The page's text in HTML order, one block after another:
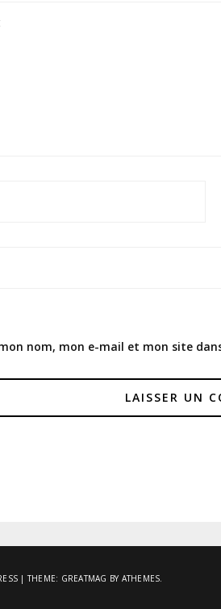
nom, mon e-mail et mon site
|THEME: GREATMAG BY ATHEMES.